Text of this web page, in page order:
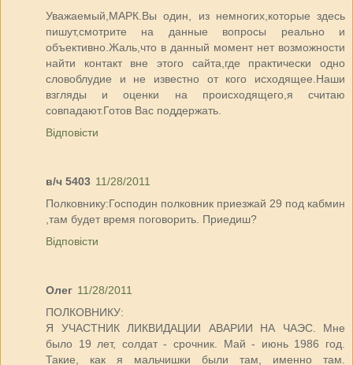
Уважаемый,МАРК.Вы один, из немногих,которые здесь
пишут,смотрите на данные вопросы реально и
объективно.Жаль,что в данный момент нет возможности
найти контакт вне этого сайта,где практически одно
словоблудие и не известно от кого исходящее.Наши
взгляды и оценки на происходящего,я считаю
совпадают.Готов Вас поддержать.
Відповісти
в/ч 5403 11/28/2011
Полковнику:Господин полковник приезжай 29 под кабмин
,там будет время поговорить. Приедиш?
Відповісти
Олег 11/28/2011
ПОЛКОВНИКУ:
Я УЧАСТНИК ЛИКВИДАЦИИ АВАРИИ НА ЧАЭС. Мне
было 19 лет, солдат - срочник. Май - июнь 1986 год.
Такие, как я мальчишки были там, именно там.